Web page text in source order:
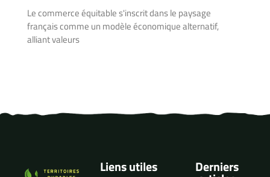
Le commerce équitable s'inscrit dans le paysage
français comme un modèle économique alternatif,
alliant valeurs
Liens utiles Derniers